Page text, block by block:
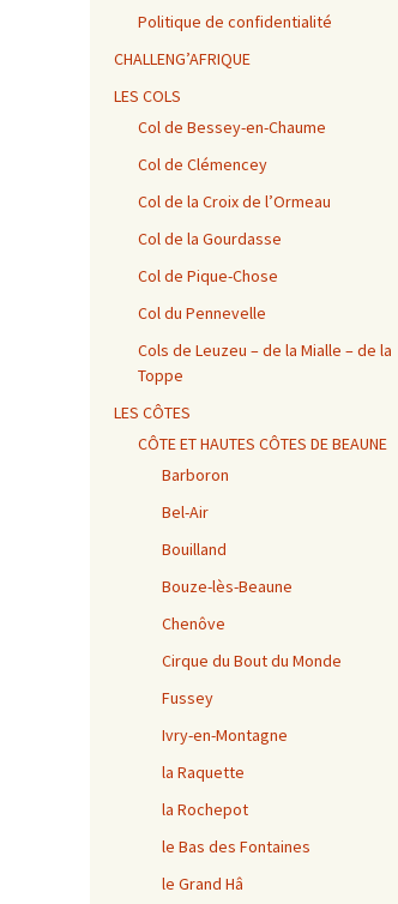
la Côte et de la Sclucht,
Hohneck, cols de
Bramont et de Grosse
Pierre
Burotte, de Lauvy et des
de la Sambuy
Barillette + Col de la
Combe Blanche
Plan
Alpes – Maurienne /
Collet de la Madeleine et
Gourniers
Alpes / Embrun – Col
Agnel
d’Izoard
Montmerlet
Alpes Chambéry / Relais
du Mont du Chat et Col
Alpes Chambéry / Cols du
Prés
Pragondran
Politique de confidentialité
CHALLENG’AFRIQUE
LES COLS
Col de Bessey-en-Chaume
Col de Clémencey
Col de la Croix de l’Ormeau
Col de la Gourdasse
Col de Pique-Chose
Col du Pennevelle
Cols de Leuzeu – de la Mialle – de la
Toppe
LES CÔTES
CÔTE ET HAUTES CÔTES DE BEAUNE
Barboron
Bel-Air
Bouilland
Bouze-lès-Beaune
Chenôve
Cirque du Bout du Monde
Fussey
Ivry-en-Montagne
la Raquette
la Rochepot
le Bas des Fontaines
le Grand Hâ